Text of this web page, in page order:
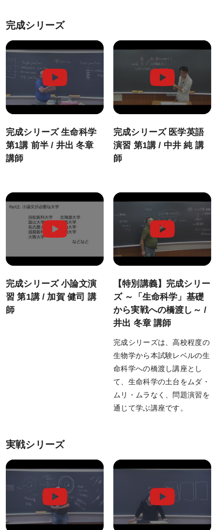
受講形態
受講までの流れ
講義スケジュール
資料請求／
デジタルパンフレット
教材発送／
申込・受講（サポート）期限
海外在住の方
受講サポート
受講サポート一覧
個別カウンセリング
（講師・チューター個別相談）
質問システム
チュートリアル特別講義
KALSメディア
生命科学 特別講義動画
完成シリーズ
完成シリーズ 生命科学
第1講 前半 / 井出 冬章
講師
完成シリーズ 医学英語
演習 第1講 / 中井 純 講
師
完成シリーズ 小論文演
習 第1講 / 加賀 健司 講
師
【特別講義】完成シリー
ズ ～「生命科学」基礎
から実戦への橋渡し～ /
井出 冬章 講師
完成シリーズは、高校程度の
生物学から本試験レベルの生
命科学への橋渡し講座とし
て、生命科学の土台をムダ・
ムリ・ムラなく、問題演習を
通じて学ぶ講座です。
実戦シリーズ